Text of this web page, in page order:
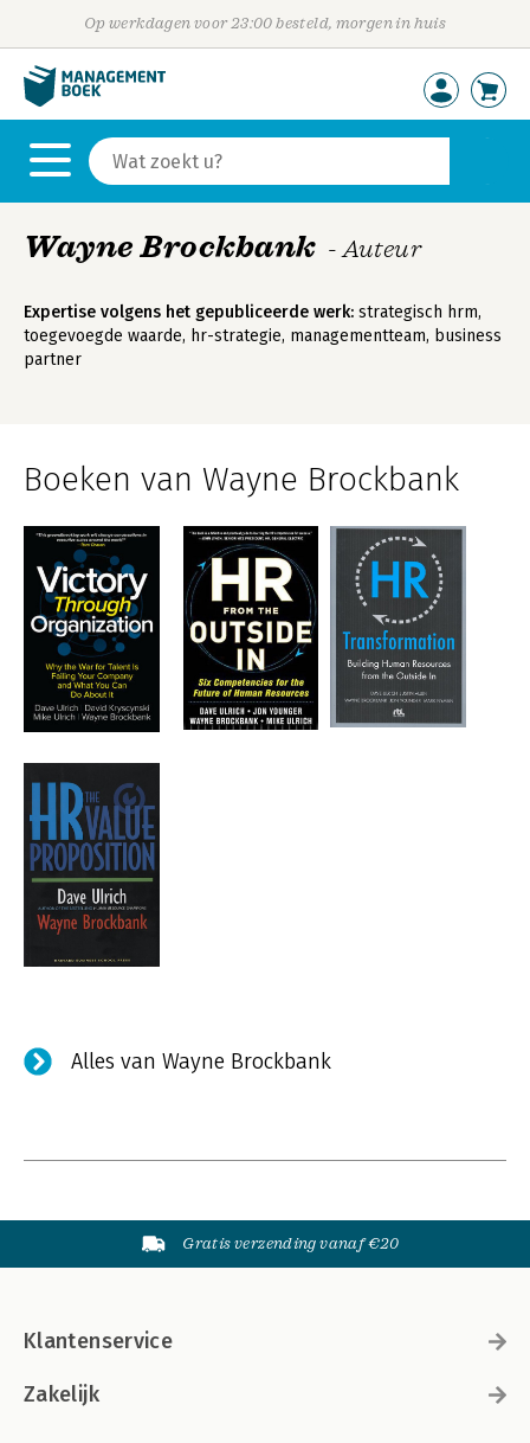
Op werkdagen voor 23:00 besteld, morgen in huis
Wayne Brockbank - Auteur
Expertise volgens het gepubliceerde werk: strategisch hrm,
toegevoegde waarde, hr-strategie, managementteam, business
partner
Boeken van Wayne Brockbank
Alles van Wayne Brockbank
Gratis verzending vanaf €20
Klantenservice
Zakelijk